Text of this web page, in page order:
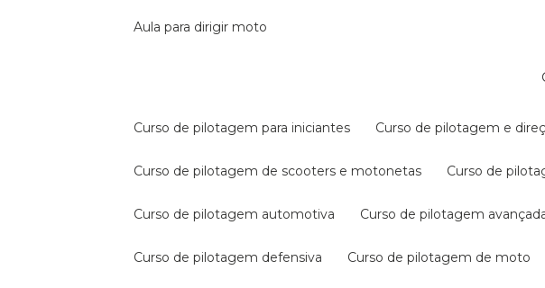
aula para dirigir moto
curso de pilotagem para iniciantes curso de pilotagem e
curso de pilotagem de scooters e motonetas curso de
curso de pilotagem automotiva curso de pilotagem
curso de pilotagem defensiva curso de pilotagem de moto